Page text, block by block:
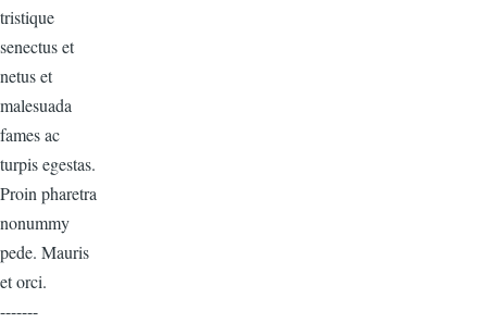
tristique
senectus et
netus et
malesuada
fames ac
turpis egestas.
Proin pharetra
nonummy
pede. Mauris
et orci.
-------